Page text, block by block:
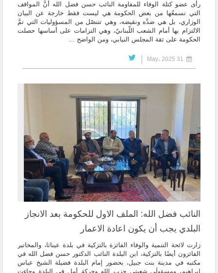
رأى عضو كتلة الوفاء للمقاومة النائب حسن فضل الله أنَّ المواقف
التي نسمعُها من بعض الحكومة هي ‏ليست فقط خارجة عن البيان
الوزاري، بل هي ضدَّه ونقيضه، وهي تتنصّل من المسؤوليات التي تمَّ
الالتزام ‏بها أمام الشعب اللّبنانيّ، وهي التزامات على أساسها حصلت
الحكومة على ثقة المجلس النيابي، ومن ‏الواضح ...
النائب فضل الله: الملف الاول للحكومة بعد الانجاز
البلدي يجب أن يكون اعادة الاعمار
‏زارت لائحة التنمية والوفاء الفائزة بالتزكية في بلدة عيناثا، والمخاتير
الفائزون أيضًا بالتزكية، ابن البلدة النائب الدكتور حسن فضل الله في
مكتبه في مدينة بنت جبيل، بحضور إمام البلدة فضيلة الشيخ عباس
إبراهيم، ومسؤولَي شعبتي حزب الله وحركة أمل في البلدة وجاءت